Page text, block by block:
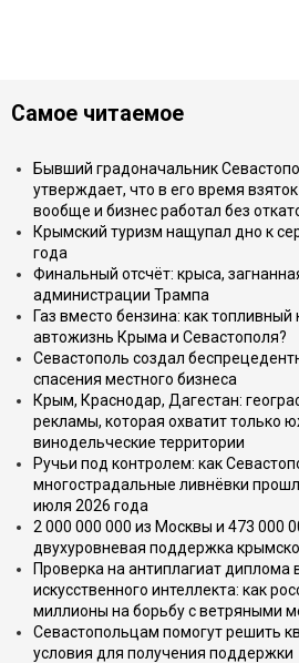
Самое читаемое
Бывший градоначальник
утверждает, что в его время
вообще и бизнес работал без
Крымский туризм нащупал дно к
года
Финальный отсчёт: крыса,
администрации Трампа
Газ вместо бензина: как топливный
автожизнь Крыма и Севастополя?
Севастополь создал
спасения местного бизнеса
Крым, Краснодар, Дагестан:
рекламы, которая охватит только
винодельческие территории
Ручьи под контролем: как
многострадальные ливнёвки
июля 2026 года
2 000 000 000 из Москвы и 473 000
двухуровневая поддержка
Проверка на антиплагиат диплома
искусственного интеллекта: как
миллионы на борьбу с ветряными
Севастопольцам помогут решить
условия для получения поддержки